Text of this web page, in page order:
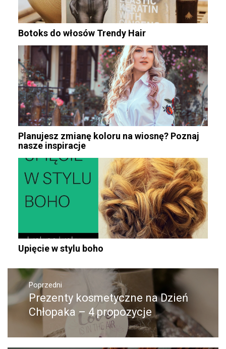
Botoks do włosów Trendy Hair
Planujesz zmianę koloru na wiosnę? Poznaj
nasze inspiracje
Upięcie w stylu boho
Nawigacja
wpisuPoprzedni
Poprzedni
wpis:
Prezenty kosmetyczne na Dzień
Chłopaka – 4 propozycje